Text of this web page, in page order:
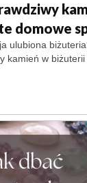
domowe
ulubiona
kamień w